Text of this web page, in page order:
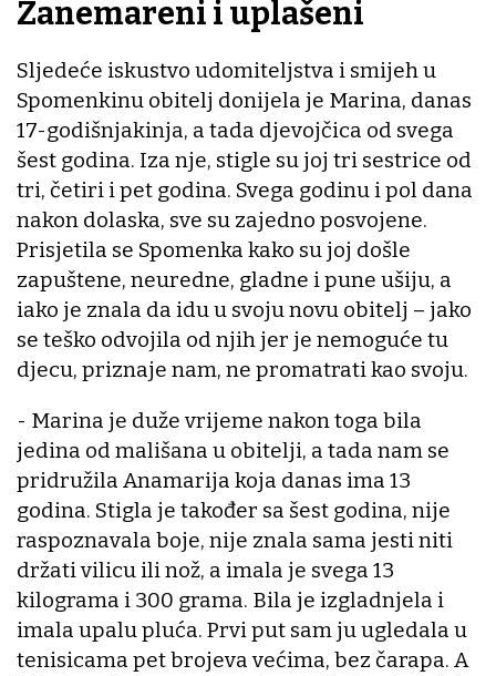
Zanemareni i uplašeni
Sljedeće iskustvo udomiteljstva i smijeh u
Spomenkinu obitelj donijela je Marina, danas
17-godišnjakinja, a tada djevojčica od svega
šest godina. Iza nje, stigle su joj tri sestrice od
tri, četiri i pet godina. Svega godinu i pol dana
nakon dolaska, sve su zajedno posvojene.
Prisjetila se Spomenka kako su joj došle
zapuštene, neuredne, gladne i pune ušiju, a
iako je znala da idu u svoju novu obitelj – jako
se teško odvojila od njih jer je nemoguće tu
djecu, priznaje nam, ne promatrati kao svoju.
- Marina je duže vrijeme nakon toga bila
jedina od mališana u obitelji, a tada nam se
pridružila Anamarija koja danas ima 13
godina. Stigla je također sa šest godina, nije
raspoznavala boje, nije znala sama jesti niti
držati vilicu ili nož, a imala je svega 13
kilograma i 300 grama. Bila je izgladnjela i
imala upalu pluća. Prvi put sam ju ugledala u
tenisicama pet brojeva većima, bez čarapa. A